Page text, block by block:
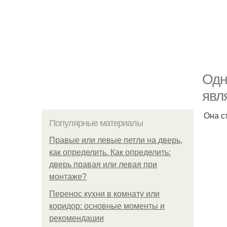
Популярные материалы
Правые или левые петли на дверь,
как определить. Как определить:
дверь правая или левая при
монтаже?
Перенос кухни в комнату или
коридор: основные моменты и
рекомендации
Она